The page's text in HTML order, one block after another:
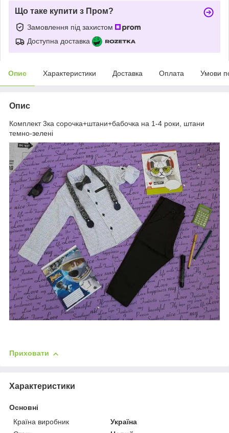
Що таке купити з Пром?
Замовлення під захистом
Доступна доставка
Опис Характеристики Доставка Оплата Умови
Опис
Комплект 3ка сорочка+штани+бабочка на 1-4 роки, штани
темно-зелені
Приховати
Характеристики
Основні
Країна виробник
Україна